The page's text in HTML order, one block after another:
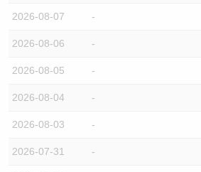
2026-08-07 -
2026-08-06 -
2026-08-05 -
2026-08-04 -
2026-08-03 -
2026-07-31 -